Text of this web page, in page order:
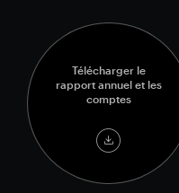
Télécharger le
rapport annuel et les
comptes
SEGRO
Annual
Report